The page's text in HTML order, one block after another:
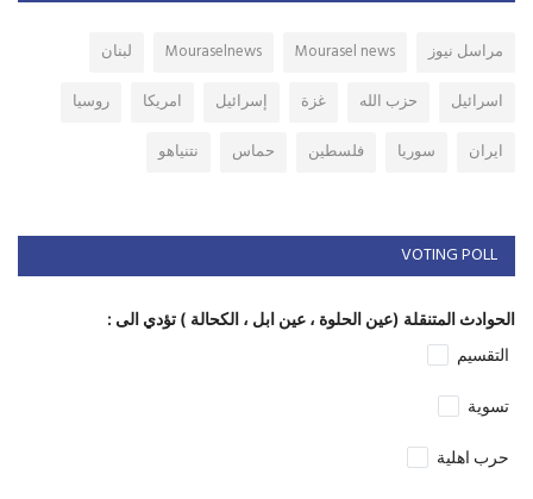
مراسل نيوز Mourasel news
Mouraselnews
لبنان
اسرائيل
حزب الله غزة إسرائيل امريكا
روسيا
ايران
سوريا فلسطين حماس نتنياهو
VOTING POLL
الحوادث المتنقلة (عين الحلوة ، عين ابل ، الكحالة ) تؤدي الى :
التقسيم
تسوية
حرب اهلية